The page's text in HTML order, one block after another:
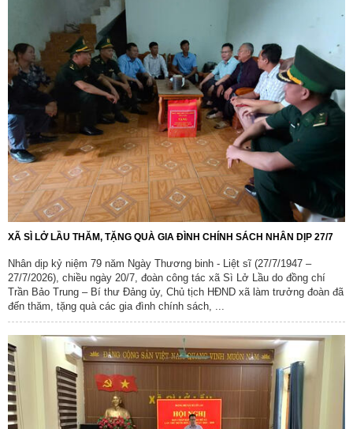
XÃ SÌ LỞ LẦU THĂM, TẶNG QUÀ GIA ĐÌNH CHÍNH SÁCH NHÂN DỊP 27/7
Nhân dịp kỷ niệm 79 năm Ngày Thương binh - Liệt sĩ (27/7/1947 –
27/7/2026), chiều ngày 20/7, đoàn công tác xã Sì Lở Lầu do đồng chí
Trần Bảo Trung – Bí thư Đảng ủy, Chủ tịch HĐND xã làm trưởng đoàn đã
đến thăm, tặng quà các gia đình chính sách, ...